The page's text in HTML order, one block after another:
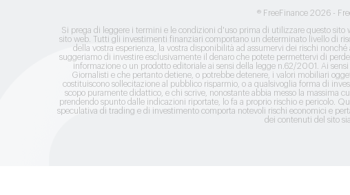
® FreeFinance 2026-
Si prega di leggere i termini e le condizioni d'uso prima di utilizzare questo
sito web. Tutti gli investimenti finanziari comportano un determinato livello di
della vostra esperienza, la vostra disponibilità ad assumervi dei rischi
suggeriamo di investire esclusivamente il denaro che potete permettervi di
informazione o un prodotto editoriale ai sensi della legge n.62/2001. Ai
Giornalisti e che pertanto detiene, o potrebbe detenere, i valori mobiliari
costituiscono sollecitazione al pubblico risparmio, o a qualsivoglia forma di
scopo puramente didattico, e chi scrive, nonostante abbia messo la massima
prendendo spunto dalle indicazioni riportate, lo fa a proprio rischio e pericolo.
speculativa di trading e di investimento comporta notevoli rischi economici e
dei contenuti del sito